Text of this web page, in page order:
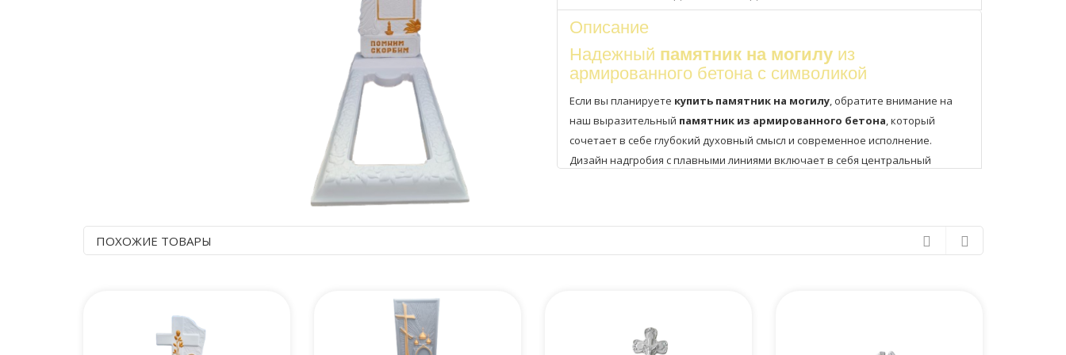
Описание
Надежный памятник на могилуиз
армированного бетона с символикой
Если вы планируете купить памятник на могилу, обратите внимание на
наш выразительный памятник из армированного бетона, который
сочетает в себе глубокий духовный смысл и современное исполнение.
Дизайн надгробия с плавными линиями включает в себя центральный
подчёркивает не угасающие чувства утраты.
бессмертие души.
ПОХОЖИЕ ТОВАРЫ